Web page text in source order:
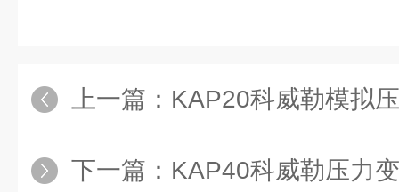
上一篇： KAP20科威勒模拟
下一篇： KAP40科威勒压力